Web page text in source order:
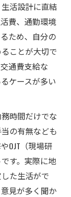
活設計に直結
費、通勤環境
ため、自分の
ことが大切で
通費支給な
ケースが多い
時間だけでな
の有無なども
OJT（現場研
す。実際に地
た生活がで
見が多く聞か